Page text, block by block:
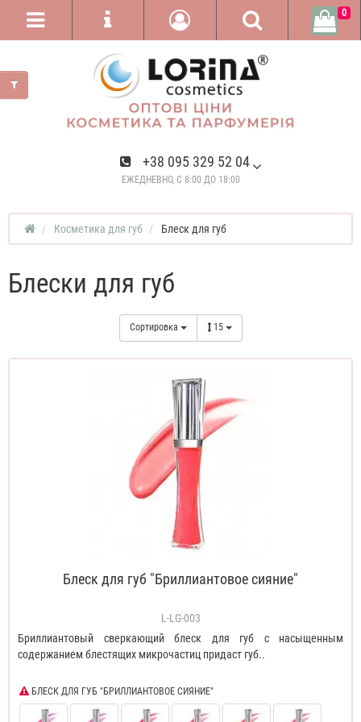
+38 095 329 52 04
ЕЖЕДНЕВНО, С 8:00 ДО 18:00
0
Косметика для губ Блеск для губ
Блески для губ
Сортировка 15
Блеск для губ "Бриллиантовое сияние"
L-LG-003
Бриллиантовый сверкающий блеск для губ с насыщенным
содержанием блестящих микрочастиц придаст губ..
БЛЕСК ДЛЯ ГУБ "БРИЛЛИАНТОВОЕ СИЯНИЕ"